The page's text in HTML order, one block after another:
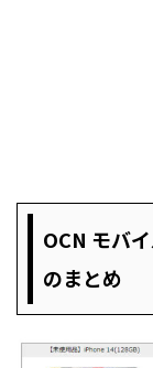
OCN モバ
のまとめ